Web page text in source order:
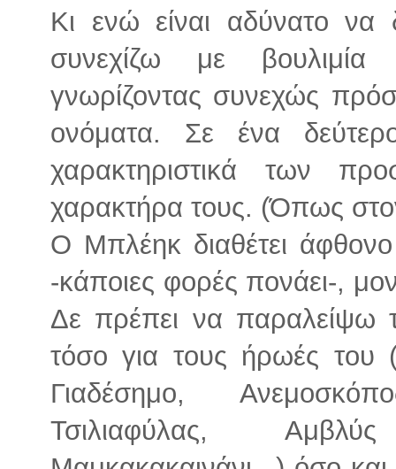
Κι ενώ είναι αδύνατο να
συνεχίζω με βουλιμία
γνωρίζοντας συνεχώς
ονόματα. Σε ένα
χαρακτηριστικά των
χαρακτήρα τους. (Όπως
Ο Μπλέηκ διαθέτει
-κάποιες φορές πονάει-,
Δε πρέπει να παραλείψω
τόσο για τους ήρωές του
Γιαδέσημο,
Τσιλιαφύλας,